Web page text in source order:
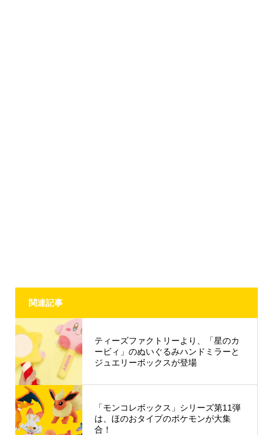
関連記事
ティーズファクトリーより、「星のカ
ービィ」のぬいぐるみハンドミラーと
ジュエリーボックスが登場
「モンコレボックス」シリーズ第11弾
は、ほのおタイプのポケモンが大集
合！